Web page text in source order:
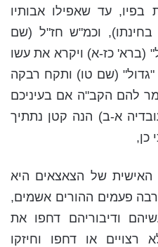
עד שאפילו אבותיו
וכמ"ש חז"ל (שם
(ברא' כז-א) ויקרא את עשו
"גדול" (שם טו) ותקח רבקה
להם הקב"ה אם בעיניכם
א-ב) הנה קטן נתתיך
כן,
של הצאצאים היא
פעמים ההורים אשמים,
ודיבוריהם דחפו את
רצויים או דחפו וחיזקו